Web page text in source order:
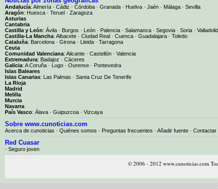
Andalucía: Almería · Cádiz · Córdoba · Granada · Huelva · Jaén · Málaga · Sevilla
Aragón: Huesca · Teruel · Zaragoza
Asturias
Cantabria
Castilla y León: Ávila · Burgos · León · Palencia · Salamanca · Segovia · Soria · Valladolid
Castilla-La Mancha: Albacete · Ciudad Real · Cuenca · Guadalajara · Toledo
Cataluña: Barcelona · Girona · Lleida · Tarragona
Ceuta
Comunidad Valenciana: Alicante · Castellón · Valencia
Extremadura: Badajoz · Cáceres
Galicia: A Coruña · Lugo · Ourense · Pontevedra
Islas Baleares
Islas Canarias: Las Palmas · Santa Cruz De Tenerife
La Rioja
Madrid
Melilla
Murcia
Navarra
País Vasco: Álava · Guipuzcoa · Vizcaya
Sobre www.cunoticias.com
Acerca de cunoticias · Quiénes somos · Preguntas frecuentes · Añadir fuente · Contactar
Red Cuasar
· Seguro joven
© 2006 - 2012 www.cunoticias.com